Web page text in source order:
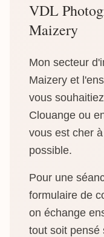
VDL
Maizery
Mon secteur
Maizery et
vous
Clouange ou
vous est cher
possible.
Pour une
formulaire de
on échange
tout soit pensé